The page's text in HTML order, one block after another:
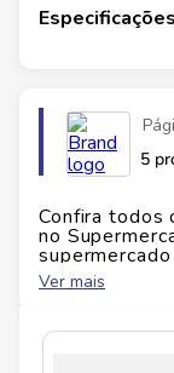
Especificações
5
Confira todos
no
do Brasil!
de produtos
Ver mais